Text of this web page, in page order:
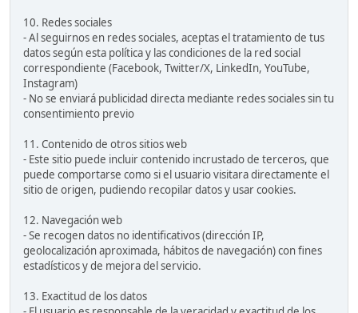
10. Redes sociales
- Al seguirnos en redes sociales, aceptas el tratamiento de tus
datos según esta política y las condiciones de la red social
correspondiente (Facebook, Twitter/X, LinkedIn, YouTube,
Instagram)
- No se enviará publicidad directa mediante redes sociales sin tu
consentimiento previo
11. Contenido de otros sitios web
- Este sitio puede incluir contenido incrustado de terceros, que
puede comportarse como si el usuario visitara directamente el
sitio de origen, pudiendo recopilar datos y usar cookies.
12. Navegación web
- Se recogen datos no identificativos (dirección IP,
geolocalización aproximada, hábitos de navegación) con fines
estadísticos y de mejora del servicio.
13. Exactitud de los datos